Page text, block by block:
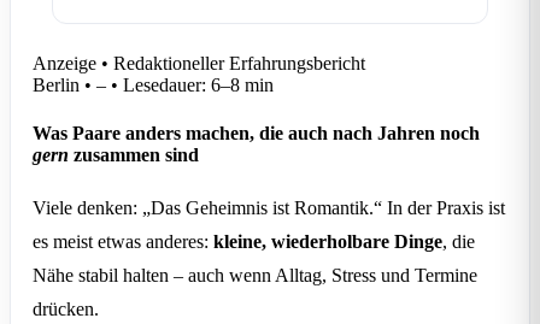
Anzeige • Redaktioneller Erfahrungsbericht
Berlin • – • Lesedauer: 6–8 min
Was Paare anders machen, die auch nach Jahren noch
gern zusammen sind
Viele denken: „Das Geheimnis ist Romantik.“ In der Praxis ist
es meist etwas anderes: kleine, wiederholbare Dinge, die
Nähe stabil halten – auch wenn Alltag, Stress und Termine
drücken.